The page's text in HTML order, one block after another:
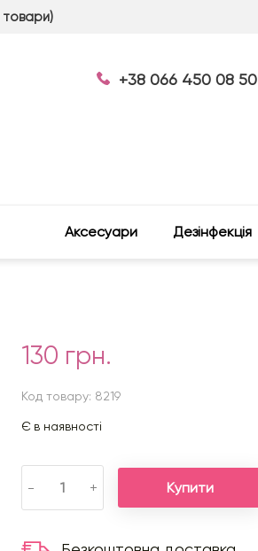
товари)
+38 066 450 08 50
Аксесуари Дезінфекція
130 грн.
Код товару: 8219
Є в наявності
- + Купити